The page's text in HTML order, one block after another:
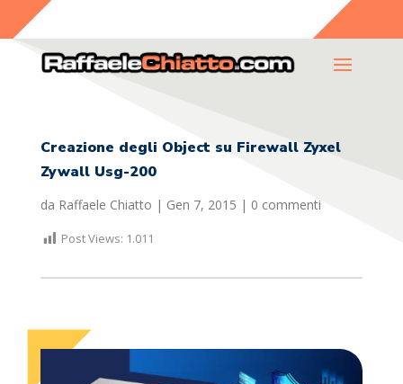
Creazione degli Object su Firewall Zyxel
Zywall Usg-200
da Raffaele Chiatto | Gen 7, 2015 | 0 commenti
Post Views: 1.011